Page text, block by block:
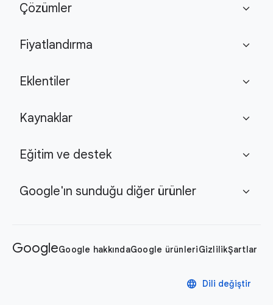
Çözümler expand_more
Fiyatlandırma expand_more
Eklentiler expand_more
Kaynaklar expand_more
Eğitim ve destek expand_more
Google'ın sunduğu diğer ürünler expand_more
GoogleGoogle hakkındaGoogle ürünleriGizlilikŞartlar
language Dili değiştir